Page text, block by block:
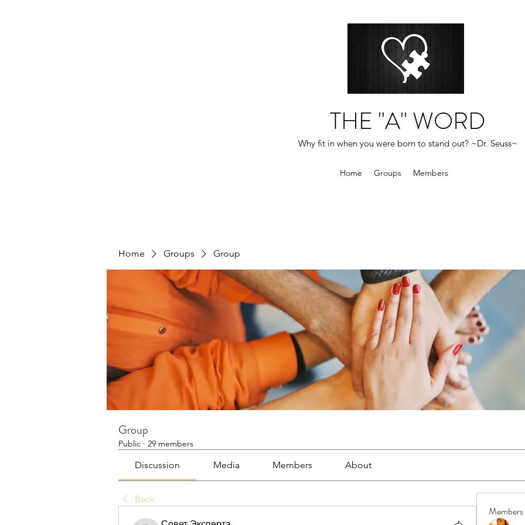
THE "A" WORD
Why fit in when you were born to stand out? ~Dr. Seuss~
Home Groups Members
Home Groups Group
Group
Public · 29 members
Discussion Media Members About
Back
Members